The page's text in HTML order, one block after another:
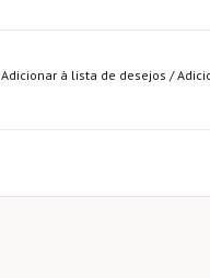
Adicionar à lista de desejos /